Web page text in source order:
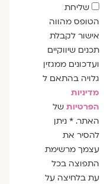
שדה
הסכמה
שליחת
הטופס מהווה
אישור לקבלת
תכנים שיווקיים
ועדכונים ממגזין
גלויה בהתאם ל
מדיניות
הפרטיותשל
האתר. * ניתן
להסיר את
עצמך מרשימת
התפוצה בכל
עת בלחיצה על